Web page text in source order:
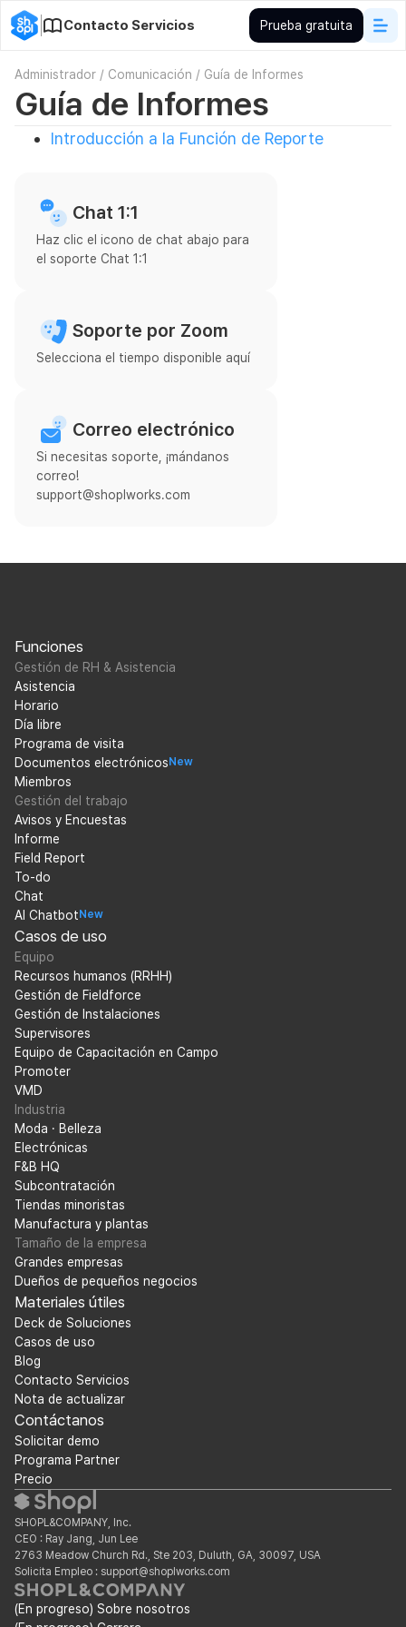
Contacto Servicios Prueba gratuita
Administrador / Comunicación / Guía de Informes
Guía de Informes
Introducción a la Función de Reporte
Chat 1:1
Haz clic el icono de chat abajo para
el soporte Chat 1:1
Soporte por Zoom
Selecciona el tiempo disponible aquí
Correo electrónico
Si necesitas soporte, ¡mándanos
correo!
support@shoplworks.com
Funciones
Gestión de RH & Asistencia
Asistencia
Horario
Día libre
Programa de visita
Documentos electrónicos New
Miembros
Gestión del trabajo
Avisos y Encuestas
Informe
Field Report
To-do
Chat
AI Chatbot New
Casos de uso
Equipo
Recursos humanos (RRHH)
Gestión de Fieldforce
Gestión de Instalaciones
Supervisores
Equipo de Capacitación en Campo
Promoter
VMD
Industria
Moda · Belleza
Electrónicas
F&B HQ
Subcontratación
Tiendas minoristas
Manufactura y plantas
Tamaño de la empresa
Grandes empresas
Dueños de pequeños negocios
Materiales útiles
Deck de Soluciones
Casos de uso
Blog
Contacto Servicios
Nota de actualizar
Contáctanos
Solicitar demo
Programa Partner
Precio
SHOPL&COMPANY, Inc.
CEO : Ray Jang, Jun Lee
2763 Meadow Church Rd., Ste 203, Duluth, GA, 30097, USA
Solicita Empleo : support@shoplworks.com
(En progreso) Sobre nosotros